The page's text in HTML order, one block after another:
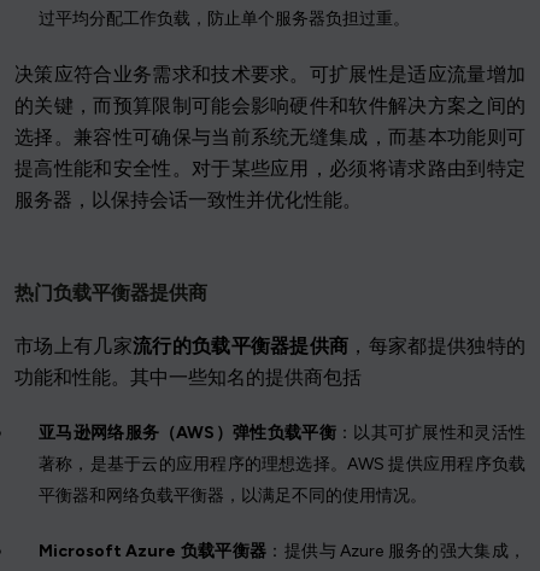
过平均分配工作负载，防止单个服务器负担过重。
决策应符合业务需求和技术要求。可扩展性是适应流量增加
的关键，而预算限制可能会影响硬件和软件解决方案之间的
选择。兼容性可确保与当前系统无缝集成，而基本功能则可
提高性能和安全性。对于某些应用，必须将请求路由到特定
服务器，以保持会话一致性并优化性能。
热门负载平衡器提供商
市场上有几家流行的负载平衡器提供商 ，每家都提供独特的
功能和性能。其中一些知名的提供商包括
亚马逊网络服务（AWS）弹性负载平衡：以其可扩展性和灵活性
著称，是基于云的应用程序的理想选择。AWS 提供应用程序负载
平衡器和网络负载平衡器，以满足不同的使用情况。
Microsoft Azure 负载平衡器 ：提供与 Azure 服务的强大集成，